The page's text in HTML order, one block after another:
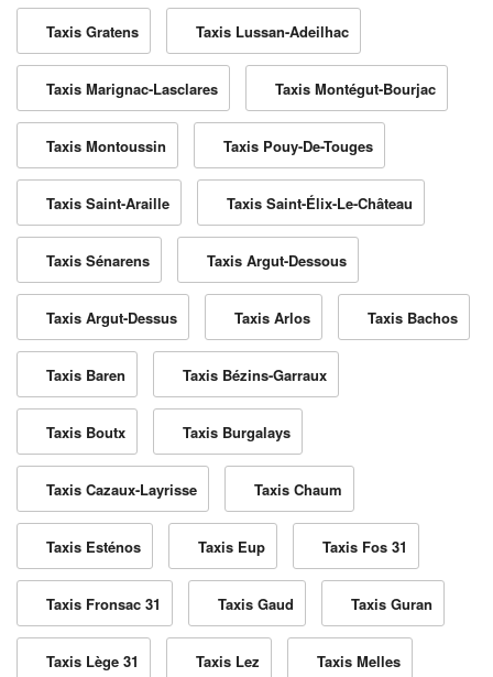
Taxis Gratens Taxis Lussan-Adeilhac
Taxis Marignac-Lasclares Taxis Montégut-Bourjac
Taxis Montoussin Taxis Pouy-De-Touges
Taxis Saint-Araille Taxis Saint-Élix-Le-Château
Taxis Sénarens Taxis Argut-Dessous
Taxis Argut-Dessus Taxis Arlos Taxis Bachos
Taxis Baren Taxis Bézins-Garraux
Taxis Boutx Taxis Burgalays
Taxis Cazaux-Layrisse Taxis Chaum
Taxis Esténos Taxis Eup Taxis Fos 31
Taxis Fronsac 31 Taxis Gaud Taxis Guran
Taxis Lège 31 Taxis Lez Taxis Melles